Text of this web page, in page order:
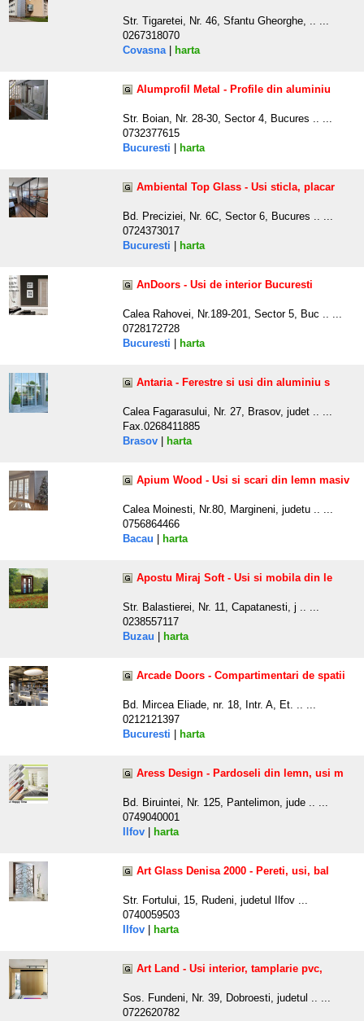
Str. Tigaretei, Nr. 46, Sfantu Gheorghe, .. ...
0267318070
Covasna| harta
Alumprofil Metal - Profile din aluminiu
Str. Boian, Nr. 28-30, Sector 4, Bucures .. ...
0732377615
Bucuresti
harta
Ambiental Top Glass - Usi sticla, placar
Bd. Preciziei, Nr. 6C, Sector 6, Bucures .. ...
0724373017
Bucuresti
harta
AnDoors - Usi de interior Bucuresti
Calea Rahovei, Nr.189-201, Sector 5, Buc .. ...
0728172728
Bucuresti
harta
Antaria - Ferestre si usi din aluminiu s
Calea Fagarasului, Nr. 27, Brasov, judet .. ...
Fax.0268411885
Brasov
harta
Apium Wood - Usi si scari din lemn masiv
Calea Moinesti, Nr.80, Margineni, judetu .. ...
0756864466
Bacau
harta
Apostu Miraj Soft - Usi si mobila din le
Str. Balastierei, Nr. 11, Capatanesti, j .. ...
0238557117
Buzau
harta
Arcade Doors - Compartimentari de spatii
Bd. Mircea Eliade, nr. 18, Intr. A, Et. .. ...
0212121397
Bucuresti
harta
Aress Design - Pardoseli din lemn, usi m
Bd. Biruintei, Nr. 125, Pantelimon, jude .. ...
0749040001
Ilfov
harta
Art Glass Denisa 2000 - Pereti, usi, bal
Str. Fortului, 15, Rudeni, judetul Ilfov ...
0740059503
Ilfov
harta
Art Land - Usi interior, tamplarie pvc,
Sos. Fundeni, Nr. 39, Dobroesti, judetul .. ...
0722620782